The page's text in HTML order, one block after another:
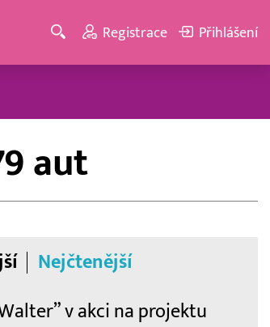
Registrace Přihlášení
aut
Nejčtenější
v akci na projektu